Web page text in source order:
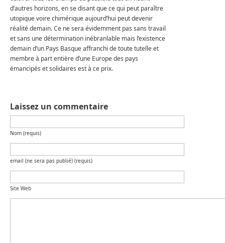
d’autres horizons, en se disant que ce qui peut paraître
utopique voire chimérique aujourd’hui peut devenir
réalité demain. Ce ne sera évidemment pas sans travail
et sans une détermination inébranlable mais l’existence
demain d’un Pays Basque affranchi de toute tutelle et
membre à part entière d’une Europe des pays
émancipés et solidaires est à ce prix.
Laissez un commentaire
Nom (requis)
email (ne sera pas publié) (requis)
Site Web